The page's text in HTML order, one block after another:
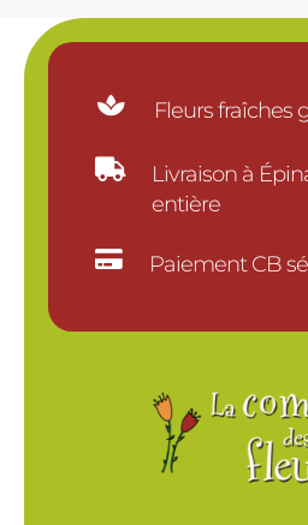
 Fleurs fraîches

Livraison à
entière
 Paiement CB